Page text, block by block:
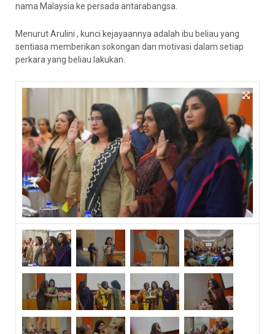
nama Malaysia ke persada antarabangsa.
Menurut Arulini , kunci kejayaannya adalah ibu beliau yang
sentiasa memberikan sokongan dan motivasi dalam setiap
perkara yang beliau lakukan.